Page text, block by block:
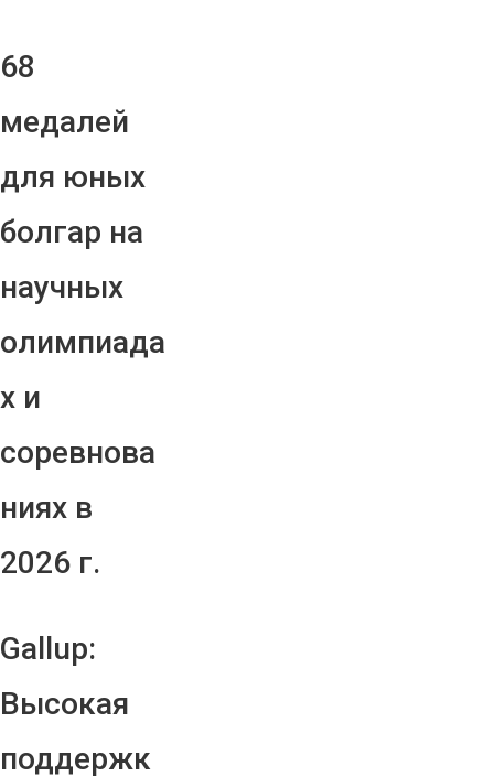
68
медалей
для юных
болгар на
научных
олимпиада
х и
соревнова
ниях в
2026 г.
Gallup:
Высокая
поддержк